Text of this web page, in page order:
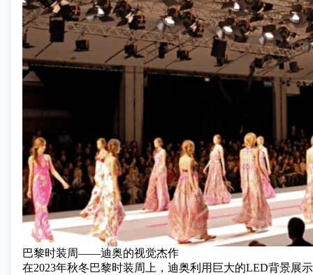
巴黎时装周——迪奥的视觉杰作
在2023年秋冬巴黎时装周 上，迪奥利用巨大的LED背景展